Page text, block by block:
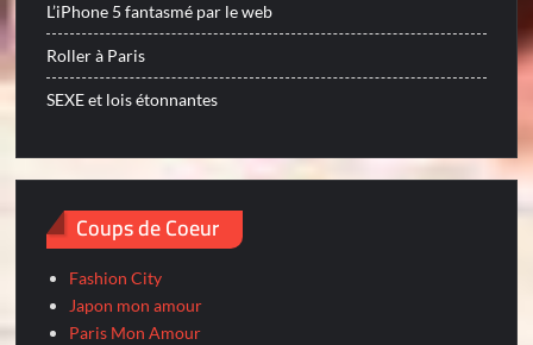
L’iPhone 5 fantasmé par le web
Roller à Paris
SEXE et lois étonnantes
Coups de Coeur
Fashion City
Japon mon amour
Paris Mon Amour